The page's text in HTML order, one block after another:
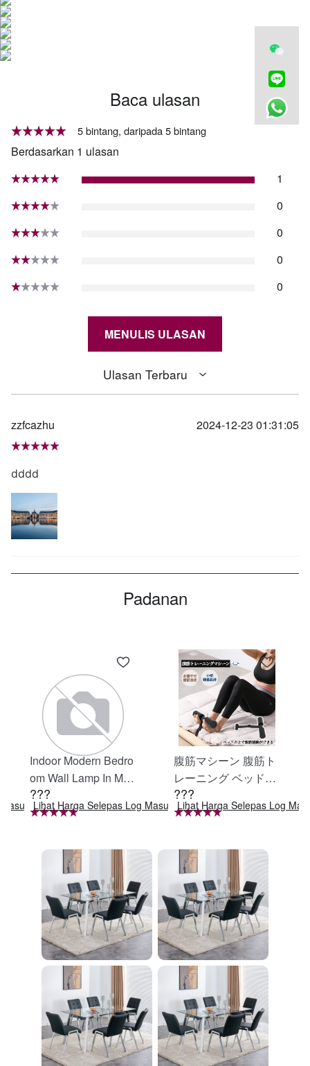
Baca ulasan
5 bintang, daripada 5 bintang
Berdasarkan 1 ulasan
1
0
0
0
0
MENULIS ULASAN
Ulasan Terbaru
zzfcazhu 2024-12-23 01:31:05
dddd
Padanan
Indoor Modern Bedro
om Wall Lamp In Matt
e Black, Iron Clear Gl
ass Shade,4-Lights E
nity Light
???
Lihat Harga Selepas Log Masuk
腹筋マシーン 腹筋ト
レーニング ベッド固
定 足固定 腹筋器具
腹筋マシン 足を押さ
レーニング器具 エク
ササイズ ダイエット
旅行 自宅 WBGHS-0
1-R
???
Lihat Harga Selepas Log